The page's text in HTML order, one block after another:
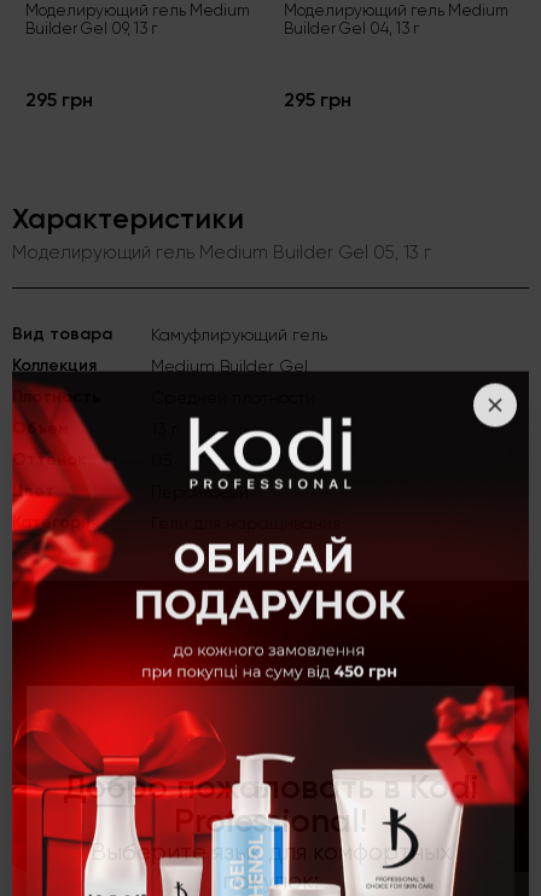
×
Добро пожаловать в Kodi
Professional!
Выберите язык для комфортных
покупок:
Моделирующий гель Medium
Builder Gel 09, 13 г
295 грн
Моделирующий гель Medium
Builder Gel 04, 13 г
295 грн
Характеристики
Моделирующий гель Medium Builder Gel 05, 13 г
Вид товара Камуфлирующий гель
Коллекция Medium Builder Gel
Плотность
Объём
Оттенок
Цвет Персиковый
Категория